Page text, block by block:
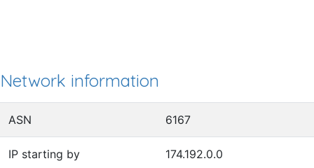
Network information
ASN 6167
IP starting by 174.192.0.0